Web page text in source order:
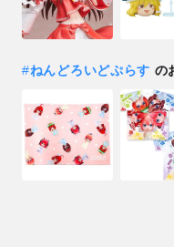
#ねんどろいどぷらす の